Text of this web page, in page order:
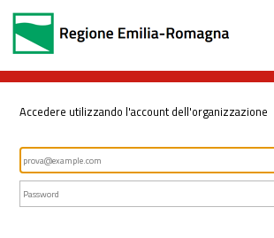
Accedere utilizzando l'account dell'organizzazione